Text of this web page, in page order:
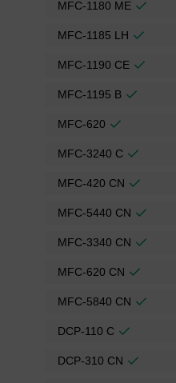
MFC-1180 ME
MFC-1185 LH
MFC-1190 CE
MFC-1195 B
MFC-620
MFC-3240 C
MFC-420 CN
MFC-5440 CN
MFC-3340 CN
MFC-620 CN
MFC-5840 CN
DCP-110 C
DCP-310 CN